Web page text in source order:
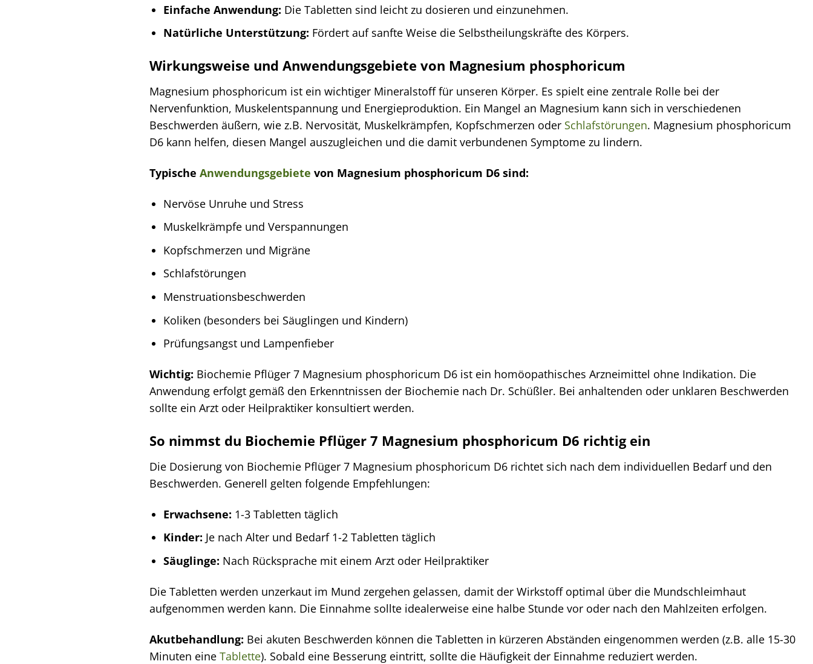
Einfache Anwendung: Die Tabletten sind leicht zu dosieren und einzunehmen.
Natürliche Unterstützung: Fördert auf sanfte Weise die Selbstheilungskräfte des Körpers.
Wirkungsweise und Anwendungsgebiete von Magnesium phosphoricum
Magnesium phosphoricum ist ein wichtiger Mineralstoff für unseren Körper. Es spielt eine zentrale Rolle bei der
Nervenfunktion, Muskelentspannung und Energieproduktion. Ein Mangel an Magnesium kann sich in verschiedenen
Beschwerden äußern, wie z.B. Nervosität, Muskelkrämpfen, Kopfschmerzen oder Schlafstörungen. Magnesium phosphoricum
D6 kann helfen, diesen Mangel auszugleichen und die damit verbundenen Symptome zu lindern.
Typische Anwendungsgebiete von Magnesium phosphoricum D6 sind:
Nervöse Unruhe und Stress
Muskelkrämpfe und Verspannungen
Kopfschmerzen und Migräne
Schlafstörungen
Menstruationsbeschwerden
Koliken (besonders bei Säuglingen und Kindern)
Prüfungsangst und Lampenfieber
Wichtig: Biochemie Pflüger 7 Magnesium phosphoricum D6 ist ein homöopathisches Arzneimittel ohne Indikation. Die
Anwendung erfolgt gemäß den Erkenntnissen der Biochemie nach Dr. Schüßler. Bei anhaltenden oder unklaren Beschwerden
sollte ein Arzt oder Heilpraktiker konsultiert werden.
So nimmst du Biochemie Pflüger 7 Magnesium phosphoricum D6 richtig ein
Die Dosierung von Biochemie Pflüger 7 Magnesium phosphoricum D6 richtet sich nach dem individuellen Bedarf und den
Beschwerden. Generell gelten folgende Empfehlungen:
Erwachsene: 1-3 Tabletten täglich
Kinder: Je nach Alter und Bedarf 1-2 Tabletten täglich
Säuglinge: Nach Rücksprache mit einem Arzt oder Heilpraktiker
Die Tabletten werden unzerkaut im Mund zergehen gelassen, damit der Wirkstoff optimal über die Mundschleimhaut
aufgenommen werden kann. Die Einnahme sollte idealerweise eine halbe Stunde vor oder nach den Mahlzeiten erfolgen.
Akutbehandlung: Bei akuten Beschwerden können die Tabletten in kürzeren Abständen eingenommen werden (z.B. alle 15-30
Minuten eine Tablette). Sobald eine Besserung eintritt, sollte die Häufigkeit der Einnahme reduziert werden.